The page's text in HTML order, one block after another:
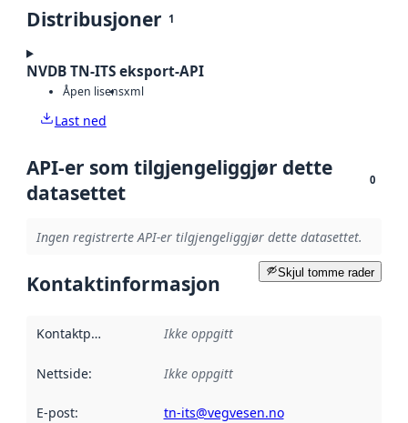
Distribusjoner 1
NVDB TN-ITS eksport-API
Åpen lisensxml
Last ned
API-er som tilgjengeliggjør dette
datasettet
0
Ingen registrerte API-er tilgjengeliggjør dette datasettet.
Skjul tomme rader
Kontaktinformasjon
Kontaktpunkt Ikke oppgitt
Nettside: Ikke oppgitt
E-post: tn-its@vegvesen.no